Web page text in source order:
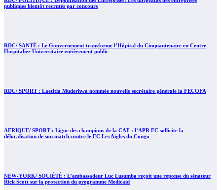
publiques bientôt recrutés par concours
RDC/ SANTÉ : Le Gouvernement transforme l’Hôpital du Cinquantenaire en Centre
Hospitalier Universitaire entièrement public
RDC/ SPORT : Laetitia Muderhwa nommée nouvelle secrétaire générale la FECOFA
AFRIQUE/ SPORT : Ligue des champions de la CAF : l’APR FC sollicite la
délocalisation de son match contre le FC Les Aigles du Congo
NEW-YORK/ SOCIÉTÉ : L’ambassadeur Luc Lusumba reçoit une réponse du sénateur
Rick Scott sur la protection du programme Medicaid